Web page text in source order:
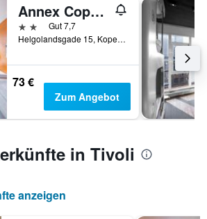
Annex Copenhagen
2 SterneGut 7,7
Helgolandsgade 15, Kopenhagen, Hovedstaden (Hauptstadtregion), Dänemark
73 €
Zum Angebot
in Tivoli
anzeigen